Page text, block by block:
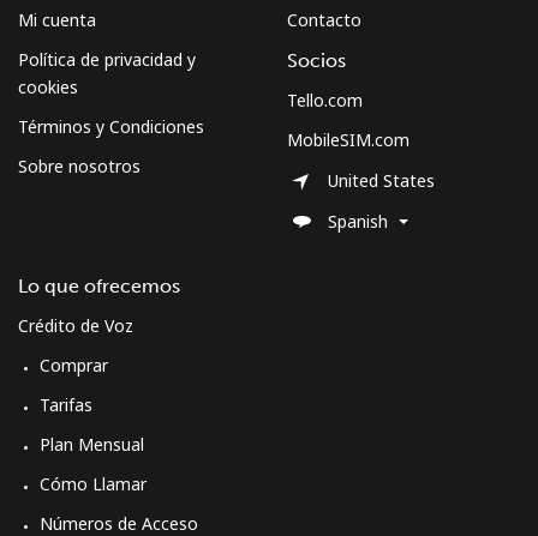
Mi cuenta
Política de privacidad y
cookies
Términos y Condiciones
Sobre nosotros
Lo que ofrecemos
Crédito de Voz
Comprar
Tarifas
Plan Mensual
Cómo Llamar
Números de Acceso
Contacto
Socios
Tello.com
MobileSIM.com
United States
Spanish